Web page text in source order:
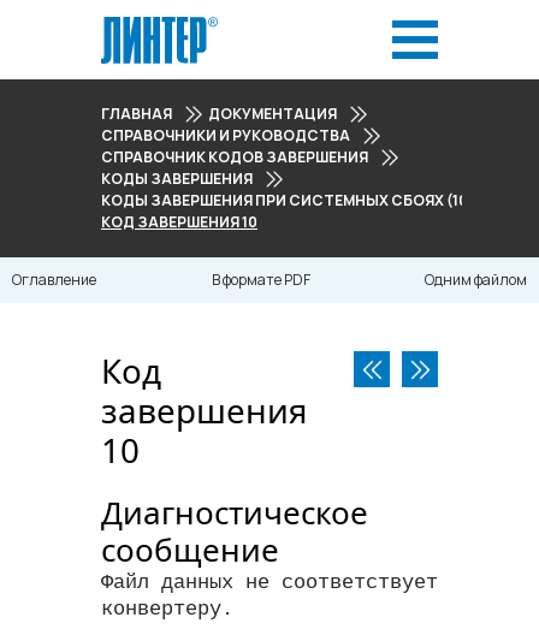
ГЛАВНАЯ
ДОКУМЕНТАЦИЯ
СПРАВОЧНИКИ И РУКОВОДСТВА
СПРАВОЧНИК КОДОВ ЗАВЕРШЕНИЯ
КОДЫ ЗАВЕРШЕНИЯ
КОДЫ ЗАВЕРШЕНИЯ ПРИ СИСТЕМНЫХ СБОЯХ (10-20)
КОД ЗАВЕРШЕНИЯ 10
Оглавление В формате PDF Одним файлом
Код
завершения
10
Диагностическое
сообщение
Файл данных не соответствует
конвертеру.